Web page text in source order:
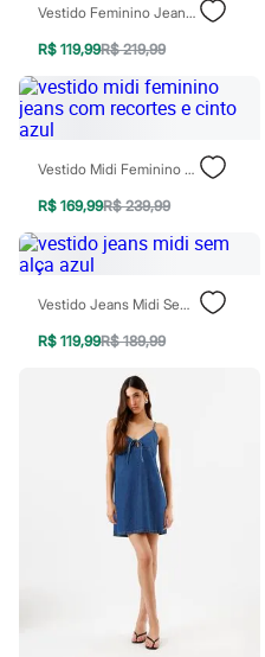
Rasteirinhas
Sandálias
Sapatilhas
Tênis
Marcas
City
Clock House
Mindset
Yessica
Moda esportiva
Acessórios
Blusas
Calçados
Leggings
Shorts e Bermudas
Tops
Moda íntima
Cintas e Modeladores
Sutiãs e Tops
Moda praia
Saídas de praia
Blusas e Camisetas
Vestido Feminino Jeans Midi Manga Curta Azul
R$ 119,99R$ 219,99
Vestido Midi Feminino Jeans Com Recortes E Cinto Azul
R$ 169,99R$ 239,99
Vestido Jeans Midi Sem Alça Azul
R$ 119,99R$ 189,99